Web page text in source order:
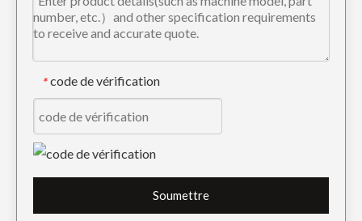
* code de vérification
Soumettre